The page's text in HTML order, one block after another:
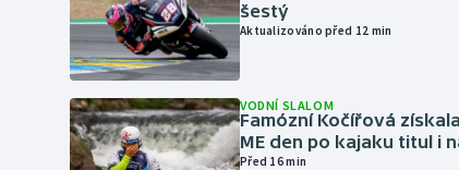
šestý
Aktualizováno před 12 min
VODNÍ SLALOM
Famózní Kočířová
ME den po kajaku titul i
Před 16 min